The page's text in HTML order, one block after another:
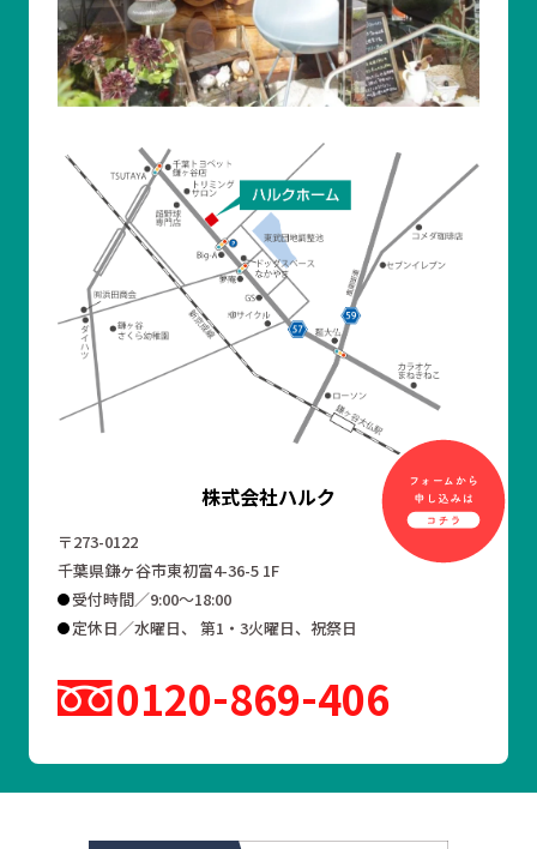
株式会社ハルク
〒273-0122
千葉県鎌ヶ谷市東初富4-36-5 1F
受付時間／9:00～18:00
定休日／水曜日、 第1・3火曜日、祝祭日
0120 869 406